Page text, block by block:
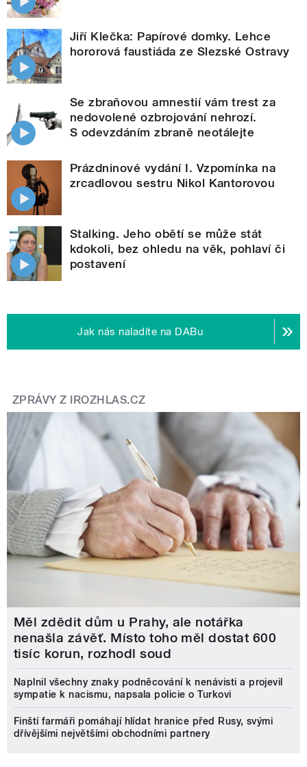
Jiří Klečka: Papírové domky. Lehce
hororová faustiáda ze Slezské Ostravy
Se zbraňovou amnestií vám trest za
nedovolené ozbrojování nehrozí.
S odevzdáním zbraně neotálejte
Prázdninové vydání I. Vzpomínka na
zrcadlovou sestru Nikol Kantorovou
Stalking. Jeho obětí se může stát
kdokoli, bez ohledu na věk, pohlaví či
postavení
Jak nás naladíte na DABu
ZPRÁVY Z IROZHLAS.CZ
Měl zdědit dům u Prahy, ale notářka
nenašla závěť. Místo toho měl dostat 600
tisíc korun, rozhodl soud
Naplnil všechny znaky podněcování k nenávisti a projevil
sympatie k nacismu, napsala policie o Turkovi
Finští farmáři pomáhají hlídat hranice před Rusy, svými
dřívějšími největšími obchodními partnery